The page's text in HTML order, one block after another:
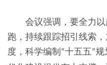
会议强调 ， 要全力
跑，持续跟踪招引线索
度，科学编制 “十五五”规